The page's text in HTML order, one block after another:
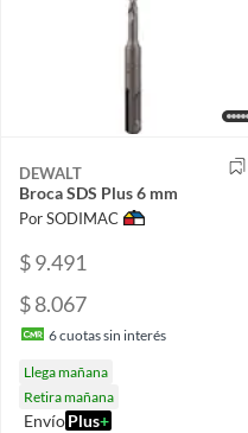
DEWALT
Broca SDS Plus 6 mm
Por SODIMAC
$ 9.491
$ 8.067
6cuotas sin interés
Llega mañana
Retira mañana
EnvíoPlus+